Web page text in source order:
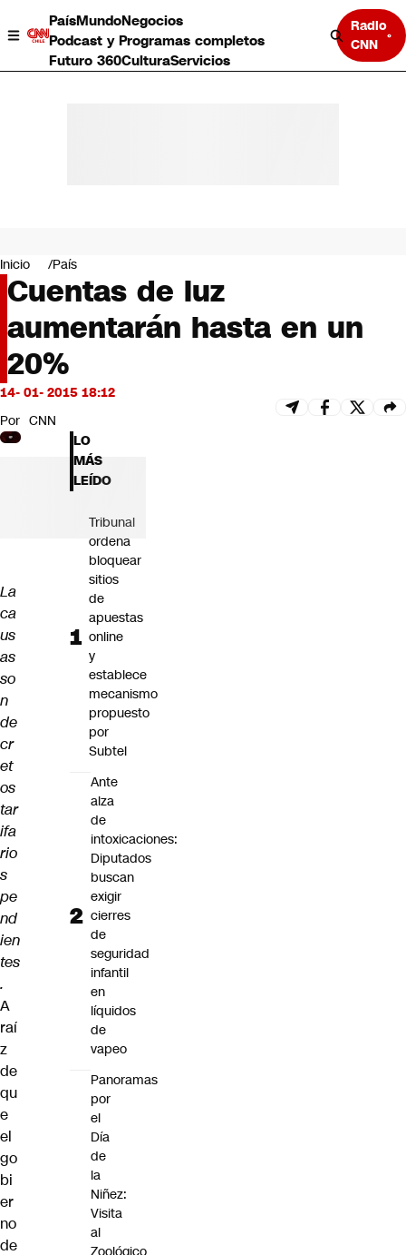
PaísMundoNegocios
Podcast y Programas completos
Futuro 360CulturaServicios
Radio
CNN
Negocios
Deportes
Programas completos
Cultura
Servicios
Bits
CNN tiempo
Futuro 360
Opinión
Inicio País
Cuentas de luz
aumentarán hasta en un
20%
14- 01- 2015 18:12
Por CNN
La
ca
us
as
so
n
de
cr
et
os
tar
ifa
rio
s
pe
nd
ien
tes
.
A
raí
z
de
qu
e
el
go
bi
er
no
de
LO
MÁS
LEÍDO
Tribunal
ordena
bloquear
sitios
de
apuestas
online
y
establece
mecanismo
propuesto
por
Subtel
Ante
alza
de
intoxicaciones:
Diputados
buscan
exigir
cierres
de
seguridad
infantil
en
líquidos
de
vapeo
Panoramas
por
el
Día
de
la
Niñez:
Visita
al
Zoológico